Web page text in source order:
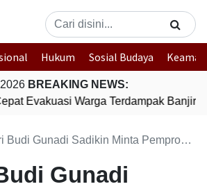
Hukum Sosial Budaya
BREAKING NEWS:
Evakuasi Warga Terdampak Banjir di
Sadikin Minta Pemprov DKI Jakarta Lanjutkan Edukasi Kesehatan Hingga Level Ibu Rumah Tangga
Gunadi